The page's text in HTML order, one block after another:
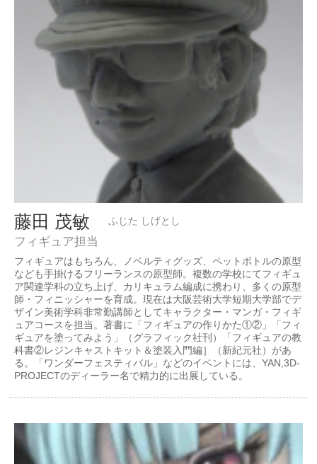
藤田 茂敏 ふじた しげとし
フィギュア担当
フィギュアはもちろん、ノベルティグッズ、ペットボトルの原型
なども手掛けるフリーランスの原型師。複数の学校にてフィギュ
ア関連学科の立ち上げ、カリキュラム編成に携わり、多くの原型
師・フィニッシャーを育成。現在は大阪芸術大学短期大学部でデ
ザイン美術学科非常勤講師としてキャラクター・マンガ・フィギ
ュアコースを担当。著書に「フィギュアの作りかた①②」「フィ
ギュアを塗ってみよう」（グラフィック社刊）「フィギュアの教
科書②レジンキャストキット＆塗装入門編］（新紀元社）があ
る。「ワンダーフェスティバル」などのイベントには、YAN,3D-
PROJECTのディーラー名で精力的に出展している。